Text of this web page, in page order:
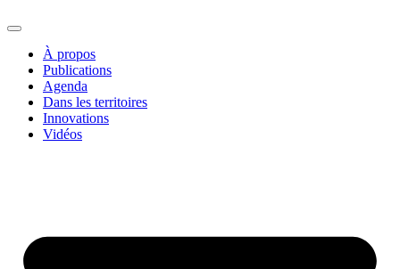
À propos
Publications
Agenda
Dans les territoires
Innovations
Vidéos